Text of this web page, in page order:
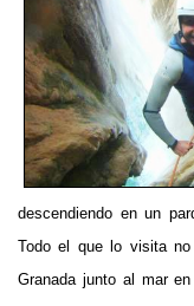
descendiendo en un
Todo el que lo visita
Granada junto al mar